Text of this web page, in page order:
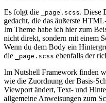
Es folgt die
_page.scss. Diese
gedacht, die das äußerste
Im Theme habe ich hier zum
nicht direkt, sondern mit einem
Wenn du dem Body ein
die
_page.scss ebenfalls der
Im Nutshell Framework finden
wie die Zuordnung der Basis-
Viewport ändert, Text- und
allgemeine Anweisungen zum